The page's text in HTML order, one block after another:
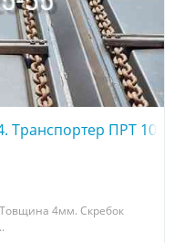
Транспортер ПРТ
4мм. Скребок